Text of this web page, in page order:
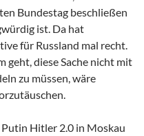
Bundestag beschließen
ist. Da hat
für Russland mal recht.
geht, diese Sache nicht mit
zu müssen, wäre
Putin Hitler 2.0 in Moskau